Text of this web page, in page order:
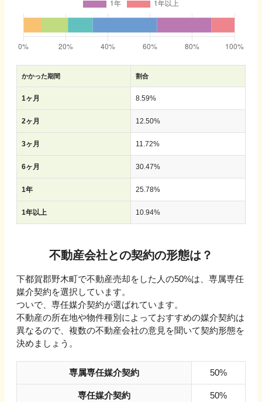
かかった期間 割合
1ヶ月 8.59%
2ヶ月 12.50%
3ヶ月 11.72%
6ヶ月 30.47%
1年 25.78%
1年以上 10.94%
不動産会社との契約の形態は？
下都賀郡野木町で不動産売却をした人の50%は、専属専任
媒介契約を選択しています。
ついで、専任媒介契約が選ばれています。
不動産の所在地や物件種別によっておすすめの媒介契約は
異なるので、複数の不動産会社の意見を聞いて契約形態を
決めましょう。
専属専任媒介契約 50%
専任媒介契約 50%